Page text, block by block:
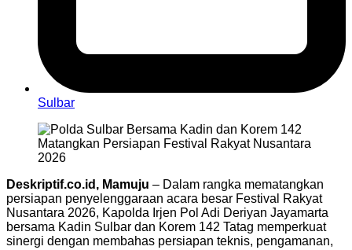
Sulbar
Deskriptif.co.id, Mamuju – Dalam rangka mematangkan
persiapan penyelenggaraan acara besar Festival Rakyat
Nusantara 2026, Kapolda Irjen Pol Adi Deriyan Jayamarta
bersama Kadin Sulbar dan Korem 142 Tatag memperkuat
sinergi dengan membahas persiapan teknis, pengamanan,